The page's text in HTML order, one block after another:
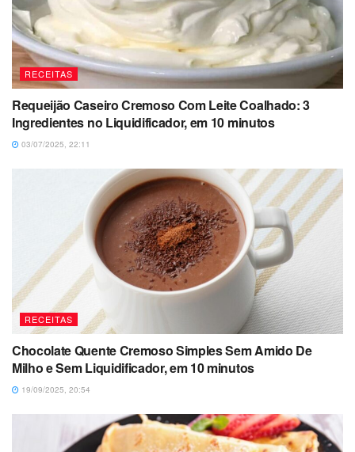
RECEITAS
Requeijão Caseiro Cremoso Com Leite Coalhado: 3
Ingredientes no Liquidificador, em 10 minutos
03/07/2025, 22:11
RECEITAS
Chocolate Quente Cremoso Simples Sem Amido De
Milho e Sem Liquidificador, em 10 minutos
19/09/2025, 20:54